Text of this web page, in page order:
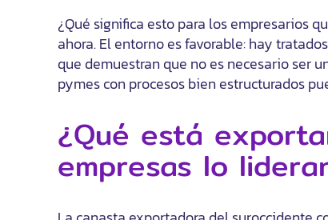
¿Qué significa esto para los empresarios
ahora. El entorno es favorable: hay
que demuestran que no es necesario ser
pymes con procesos bien estructurados
¿Qué está
empresas lo